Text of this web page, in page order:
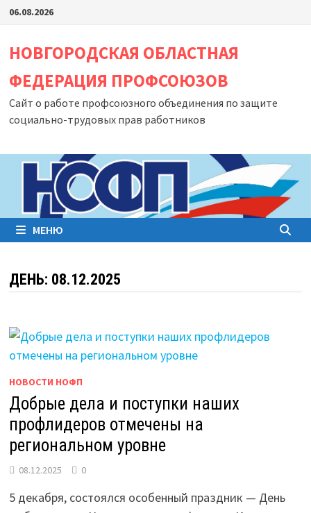
Перейти
содержимому
06.08.2026
НОВГОРОДСКАЯ ОБЛАСТНАЯ
ФЕДЕРАЦИЯ ПРОФСОЮЗОВ
Сайт о работе профсоюзного объединения по защите
социально-трудовых прав работников
МЕНЮ
ДЕНЬ: 08.12.2025
НОВОСТИ НОФП
Добрые дела и поступки наших
профлидеров отмечены на
региональном уровне
08.12.2025 0
5 декабря, состоялся особенный праздник — День